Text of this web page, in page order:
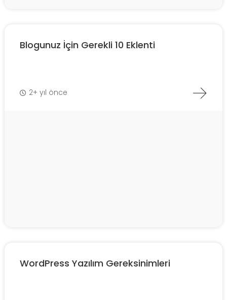
Blogunuz İçin Gerekli 10 Eklenti
2+ yıl önce
WordPress Yazılım Gereksinimleri